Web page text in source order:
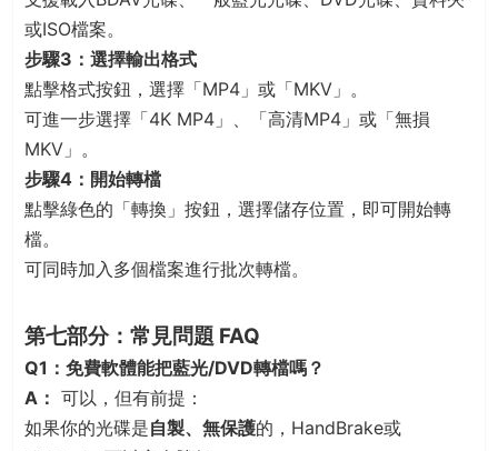
或ISO檔案。
步驟3：選擇輸出格式
點擊格式按鈕，選擇「MP4」或「MKV」。
可進一步選擇「4K MP4」、「高清MP4」或「無損
MKV」。
步驟4：開始轉檔
點擊綠色的「轉換」按鈕，選擇儲存位置，即可開始轉
檔。
可同時加入多個檔案進行批次轉檔。
第七部分：常見問題 FAQ
Q1：免費軟體能把藍光/DVD轉檔嗎？
A： 可以，但有前提：
如果你的光碟是自製、無保護的，HandBrake或